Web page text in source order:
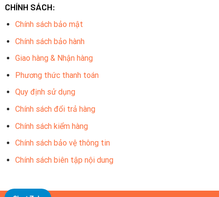
CHÍNH SÁCH:
Chính sách bảo mật
Chính sách bảo hành
Giao hàng & Nhận hàng
Phương thức thanh toán
Quy định sử dụng
Chính sách đổi trả hàng
Chính sách kiểm hàng
Chính sách bảo vệ thông tin
Chính sách biên tập nội dung